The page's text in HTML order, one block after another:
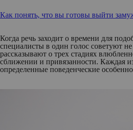
Как понять, что вы готовы выйти
Когда речь заходит о времени для
специалисты в один голос советуют
рассказывают о трех стадиях
сближении и привязанности. Каждая
определенные поведенческие